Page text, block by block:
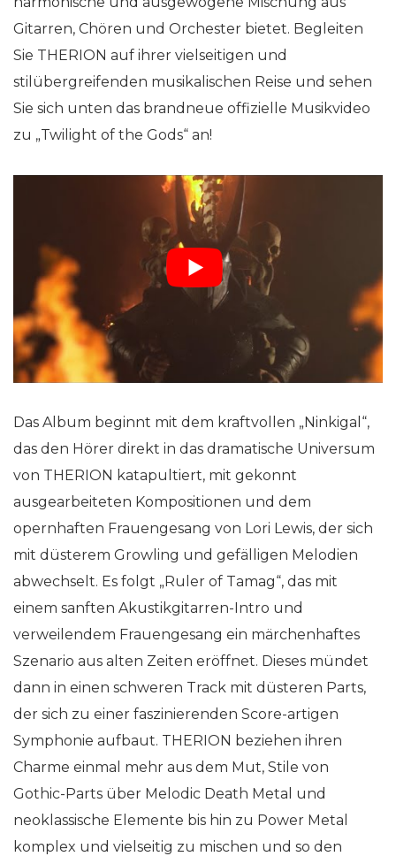
Gitarren, Chören und Orchester bietet. Begleiten
Sie THERION auf ihrer vielseitigen und
stilübergreifenden musikalischen Reise und sehen
Sie sich unten das brandneue offizielle Musikvideo
zu „Twilight of the Gods“ an!
Das Album beginnt mit dem kraftvollen „Ninkigal“,
das den Hörer direkt in das dramatische Universum
von THERION katapultiert, mit gekonnt
ausgearbeiteten Kompositionen und dem
opernhaften Frauengesang von Lori Lewis, der sich
mit düsterem Growling und gefälligen Melodien
abwechselt. Es folgt „Ruler of Tamag“, das mit
einem sanften Akustikgitarren-Intro und
verweilendem Frauengesang ein märchenhaftes
Szenario aus alten Zeiten eröffnet. Dieses mündet
dann in einen schweren Track mit düsteren Parts,
der sich zu einer faszinierenden Score-artigen
Symphonie aufbaut. THERION beziehen ihren
Charme einmal mehr aus dem Mut, Stile von
Gothic-Parts über Melodic Death Metal und
neoklassische Elemente bis hin zu Power Metal
komplex und vielseitig zu mischen und so den